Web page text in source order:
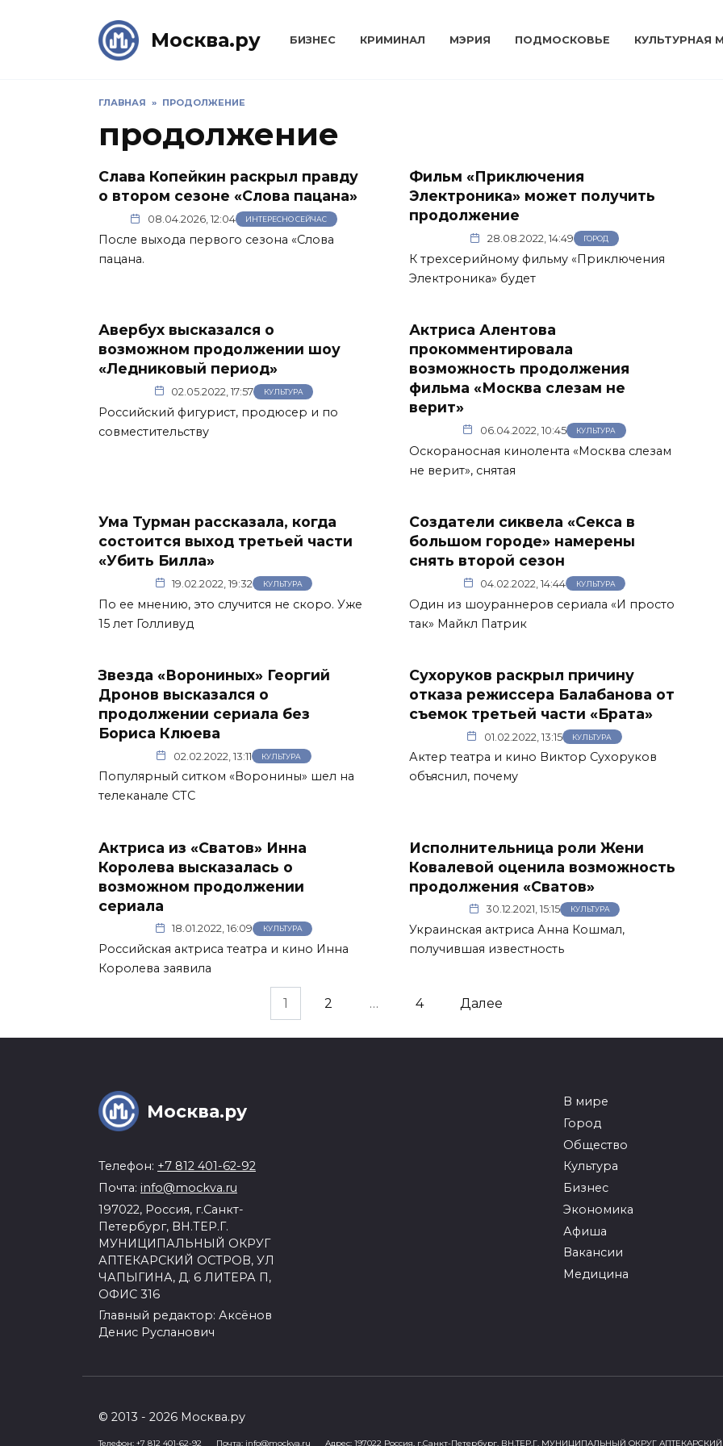
Москва.ру БИЗНЕС КРИМИНАЛ МЭРИЯ ПОДМОСКОВЬЕ КУЛЬТУРНАЯ
ГЛАВНАЯ » ПРОДОЛЖЕНИЕ
продолжение
Слава Копейкин раскрыл правду
о втором сезоне «Слова пацана»
08.04.2026, 12:04 ИНТЕРЕСНО СЕЙЧАС
После выхода первого сезона «Слова
пацана.
Фильм «Приключения
Электроника» может получить
продолжение
28.08.2022, 14:49 ГОРОД
К трехсерийному фильму «Приключения
Электроника» будет
Авербух высказался о
возможном продолжении шоу
«Ледниковый период»
02.05.2022, 17:57 КУЛЬТУРА
Российский фигурист, продюсер и по
совместительству
Актриса Алентова
прокомментировала
возможность продолжения
фильма «Москва слезам не
верит»
06.04.2022, 10:45 КУЛЬТУРА
Оскораносная кинолента «Москва слезам
не верит», снятая
Ума Турман рассказала, когда
состоится выход третьей части
«Убить Билла»
19.02.2022, 19:32 КУЛЬТУРА
По ее мнению, это случится не скоро. Уже
15 лет Голливуд
Создатели сиквела «Секса в
большом городе» намерены
снять второй сезон
04.02.2022, 14:44 КУЛЬТУРА
Один из шоураннеров сериала «И просто
так» Майкл Патрик
Звезда «Ворониных» Георгий
Дронов высказался о
продолжении сериала без
Бориса Клюева
02.02.2022, 13:11 КУЛЬТУРА
Популярный ситком «Воронины» шел на
телеканале СТС
Сухоруков раскрыл причину
отказа режиссера Балабанова от
съемок третьей части «Брата»
01.02.2022, 13:15 КУЛЬТУРА
Актер театра и кино Виктор Сухоруков
объяснил, почему
Актриса из «Сватов» Инна
Королева высказалась о
возможном продолжении
сериала
18.01.2022, 16:09 КУЛЬТУРА
Российская актриса театра и кино Инна
Королева заявила
Исполнительница роли Жени
Ковалевой оценила возможность
продолжения «Сватов»
30.12.2021, 15:15 КУЛЬТУРА
Украинская актриса Анна Кошмал,
получившая известность
1 2 … 4 Далее
Москва.ру
Телефон: +7 812 401-62-92
Почта: info@mockva.ru
197022, Россия, г.Санкт-
Петербург, ВН.ТЕР.Г.
МУНИЦИПАЛЬНЫЙ ОКРУГ
АПТЕКАРСКИЙ ОСТРОВ, УЛ
ЧАПЫГИНА, Д. 6 ЛИТЕРА П,
ОФИС 316
Главный редактор: Аксёнов
Денис Русланович
В мире
Город
Общество
Культура
Бизнес
Экономика
Афиша
Вакансии
Медицина
© 2013 - 2026 Москва.ру
Телефон: +7 812 401-62-92 Почта: info@mockva.ru Адрес: 197022 Россия, г.Санкт-Петербург, ВН.ТЕР.Г. МУНИЦИПАЛЬНЫЙ ОКРУГ